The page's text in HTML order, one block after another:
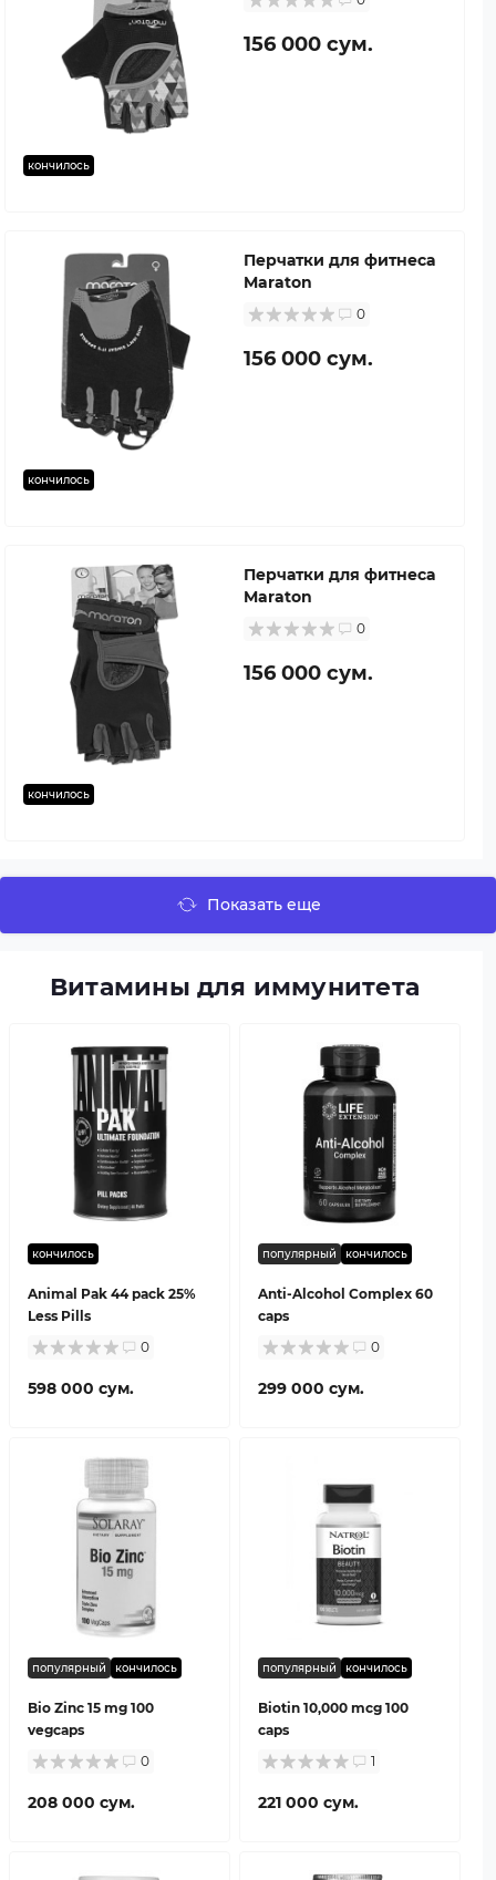
кончилось
156 000 сум.
кончилось
Перчатки для фитнеса
Maraton
0
156 000 сум.
кончилось
Перчатки для фитнеса
Maraton
0
156 000 сум.
Показать еще
Витамины для иммунитета
кончилось
Animal Pak 44 pack 25%
Less Pills
0
598 000 сум.
популярный кончилось
Anti-Alcohol Complex 60
caps
0
299 000 сум.
популярный кончилось
Bio Zinc 15 mg 100
vegcaps
0
208 000 сум.
популярный кончилось
Biotin 10,000 mcg 100
caps
1
221 000 сум.